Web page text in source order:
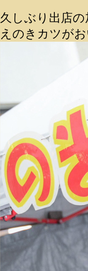
久しぶり出店
えのきカツが